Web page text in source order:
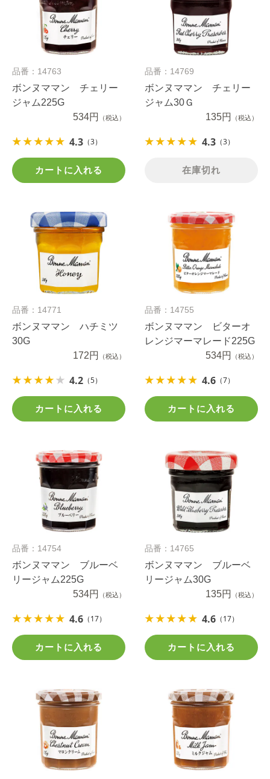
品番：14763
ボンヌママン チェリー
ジャム225G
534円
（税込）
4.3 （3）
カートに入れる
品番：14769
ボンヌママン チェリー
ジャム30Ｇ
135円
（税込）
4.3 （3）
在庫切れ
品番：14771
ボンヌママン ハチミツ
30G
172円
（税込）
4.2 （5）
カートに入れる
品番：14755
ボンヌママン ビターオ
レンジマーマレード225G
534円
（税込）
4.6 （7）
カートに入れる
品番：14754
ボンヌママン ブルーベ
リージャム225G
534円
（税込）
4.6 （17）
カートに入れる
品番：14765
ボンヌママン ブルーベ
リージャム30G
135円
（税込）
4.6 （17）
カートに入れる